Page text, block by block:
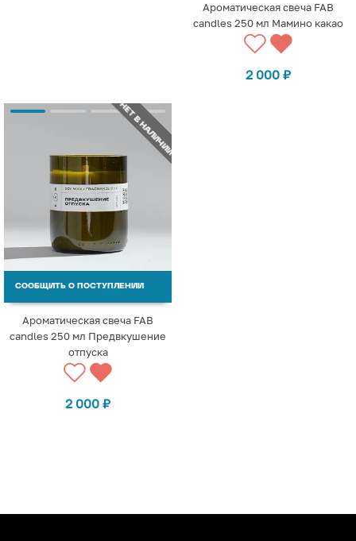
Ароматическая свеча FAB
candles 250 мл Мамино какао
2 000 ₽
НЕТ В НАЛИЧИИ
СООБЩИТЬ О ПОСТУПЛЕНИИ
Ароматическая свеча FAB
candles 250 мл Предвкушение
отпуска
2 000 ₽